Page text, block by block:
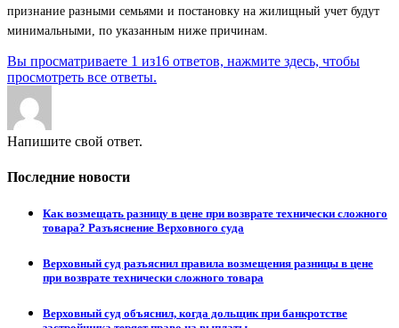
признание разными семьями и постановку на жилищный учет будут
минимальными, по указанным ниже причинам.
Вы просматриваете 1 из16 ответов, нажмите здесь, чтобы
просмотреть все ответы.
Напишите свой ответ.
Последние новости
Как возмещать разницу в цене при возврате технически сложного
товара? Разъяснение Верховного суда
Верховный суд разъяснил правила возмещения разницы в цене
при возврате технически сложного товара
Верховный суд объяснил, когда дольщик при банкротстве